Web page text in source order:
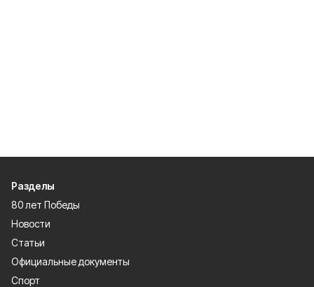
Разделы
80 лет Победы
Новости
Статьи
Официальные документы
Спорт